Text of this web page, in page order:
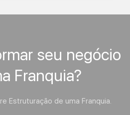
seu negócio
Franquia?
Estruturação de uma Franquia.